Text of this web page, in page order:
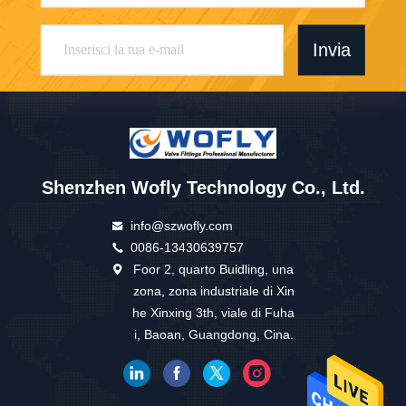
Invia
Shenzhen Wofly Technology Co., Ltd.
info@szwofly.com
0086-13430639757
Foor 2, quarto Buidling, una
zona, zona industriale di Xin
he Xinxing 3th, viale di Fuha
i, Baoan, Guangdong, Cina.